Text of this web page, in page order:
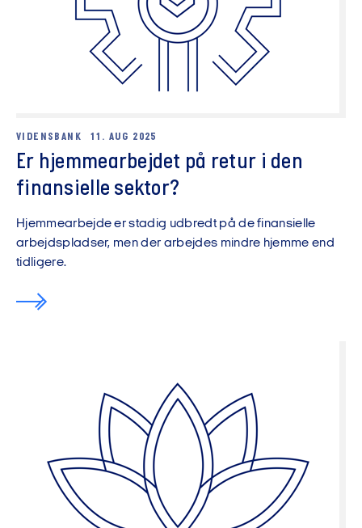
VIDENSBANK 11. AUG 2025
Er hjemmearbejdet på retur i den
finansielle sektor?
Hjemmearbejde er stadig udbredt på de finansielle
arbejdspladser, men der arbejdes mindre hjemme end
tidligere.